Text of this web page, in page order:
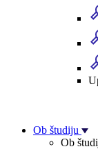
Ob študiju
Ob